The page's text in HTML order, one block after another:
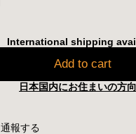
International shipping
Add to cart
日本国内にお住まいの方
通報する